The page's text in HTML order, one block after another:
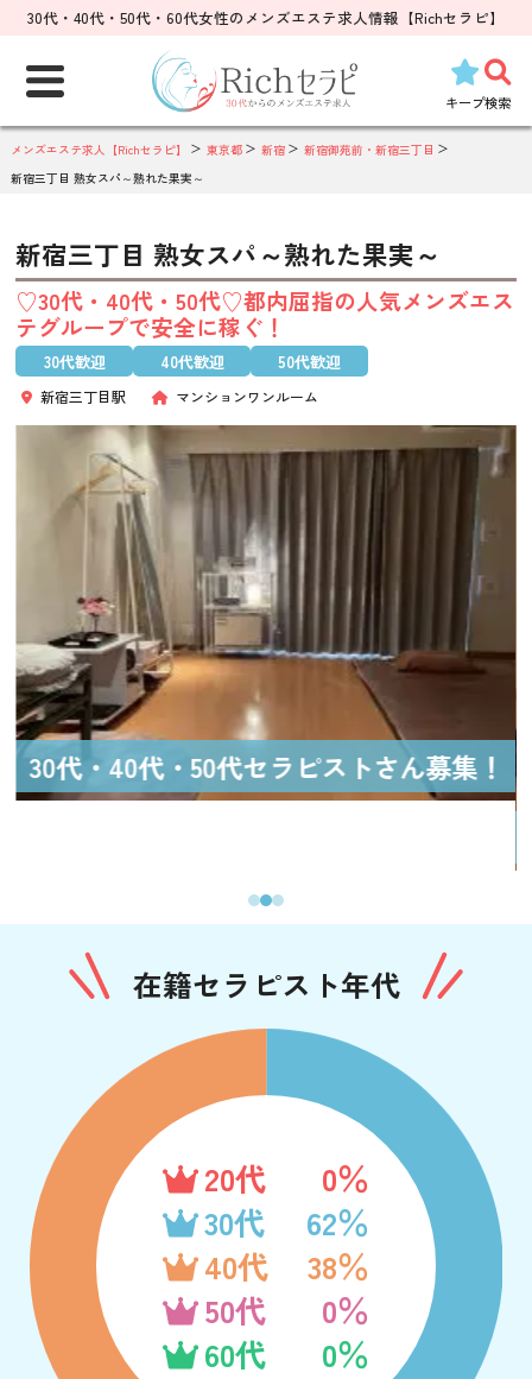
30代・40代・50代・60代女性のメンズエステ求人情報【Richセラピ】
キープ検索
索:
メンズエステ求人【Richセラピ】 東京都 新宿
新宿御苑前・新宿三丁目
新宿三丁目 熟女スパ～熟れた果実～
新宿三丁目 熟女スパ～熟れた果実～
♡30代・40代・50代♡都内屈指の人気メンズエス
テグループで安全に稼ぐ！
30代歓迎 40代歓迎 50代歓迎
新宿三丁目駅 マンションワンルーム
30代・40代・50代セラピストさん募集！
在籍セラピスト年代
20代
0％
30代
62％
40代
38％
50代
0％
60代
0％